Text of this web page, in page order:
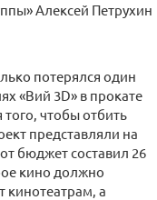
Алексей Петрухин
потерялся один
«Вий 3D» в прокате
чтобы отбить
представляли на
бюджет составил 26
кино должно
кинотеатрам, а